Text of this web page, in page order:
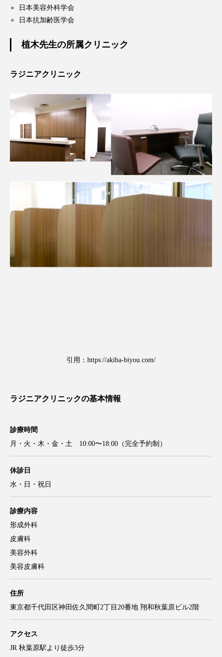
日本美容外科学会
日本抗加齢医学会
植木先生の所属クリニック
ラジニアクリニック
引用： https://akiba-biyou.com/
ラジニアクリニックの基本情報
診療時間
月・火・木・金・土 10:00〜18:00（完全予約制）
休診日
水・日・祝日
診療内容
形成外科
皮膚科
美容外科
美容皮膚科
住所
東京都千代田区神田佐久間町2丁目20番地 翔和秋葉原ビル2階
アクセス
JR 秋葉原駅より徒歩3分